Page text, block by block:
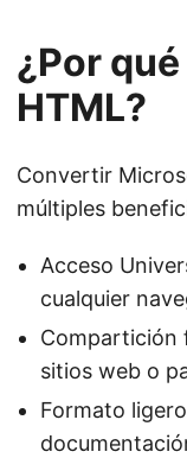
¿Por
HTML?
Convertir
múltiples
Acceso
cualquier
Compartición
sitios web o
Formato